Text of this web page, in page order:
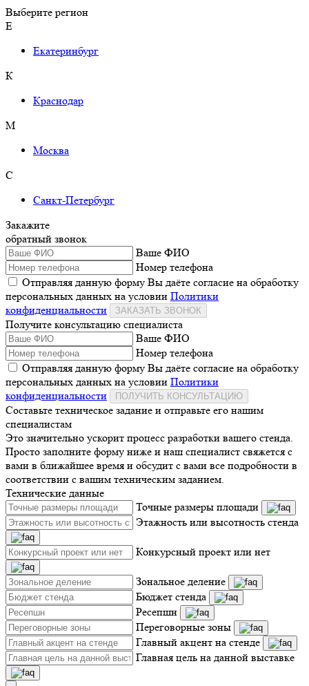
Выберите регион
Е
Екатеринбург
К
Краснодар
М
Москва
С
Санкт-Петербург
Закажите
обратный звонок
Ваше ФИО
Номер телефона
Отправляя данную форму Вы даёте согласие на обработку
персональных данных на условии Политики
конфиденциальности
ЗАКАЗАТЬ ЗВОНОК
Получите консультацию специалиста
Ваше ФИО
Номер телефона
Отправляя данную форму Вы даёте согласие на обработку
персональных данных на условии Политики
конфиденциальности
ПОЛУЧИТЬ КОНСУЛЬТАЦИЮ
Составьте техническое задание и отправьте его нашим
специалистам
Это значительно ускорит процесс разработки вашего стенда.
Просто заполните форму ниже и наш специалист свяжется с
вами в ближайшее время и обсудит с вами все подробности в
соответствии с вашим техническим заданием.
Технические данные
Точные размеры площади
Этажность или высотность стенда
Конкурсный проект или нет
Зональное деление
Бюджет стенда
Ресепшн
Переговорные зоны
Главный акцент на стенде
Главная цель на данной выставке